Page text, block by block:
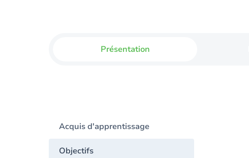
Présentation
Acquis d'apprentissage
Objectifs